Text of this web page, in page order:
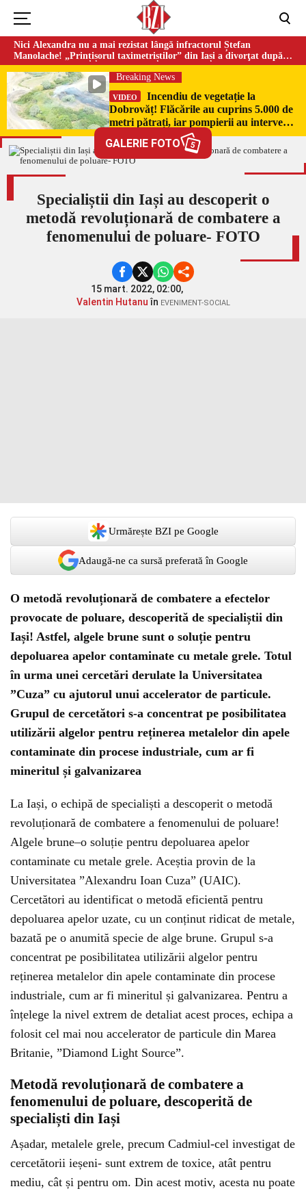
Nici Alexandra nu a mai rezistat lângă infractorul Ștefan
Manolache! „Prințișorul taximetriștilor” din Iași a divorţat după
doi ani de căsnicie
Breaking News
VIDEO
Incendiu de vegetație la
Dobrovăț! Flăcările au cuprins 5.000 de
metri pătrați, iar pompierii au intervenit
GALERIE FOTO 5
Specialiștii din Iași au descoperit o
metodă revoluționară de combatere a
fenomenului de poluare- FOTO
15 mart. 2022, 02:00,
Valentin Hutanuîn EVENIMENT-SOCIAL
Urmărește BZI pe Google
Adaugă-ne ca sursă preferată în Google
O metodă revoluționară de combatere a efectelor
provocate de poluare, descoperită de specialiștii din
Iași! Astfel, algele brune sunt o soluție pentru
depoluarea apelor contaminate cu metale grele. Totul
în urma unei cercetări derulate la Universitatea
”Cuza” cu ajutorul unui accelerator de particule.
Grupul de cercetători s-a concentrat pe posibilitatea
utilizării algelor pentru reținerea metalelor din apele
contaminate din procese industriale, cum ar fi
mineritul și galvanizarea
La Iași, o echipă de specialiști a descoperit o metodă
revoluționară de combatere a fenomenului de poluare!
Algele brune–o soluție pentru depoluarea apelor
contaminate cu metale grele. Aceștia provin de la
Universitatea ”Alexandru Ioan Cuza” (UAIC).
Cercetători au identificat o metodă eficientă pentru
depoluarea apelor uzate, cu un conținut ridicat de metale,
bazată pe o anumită specie de alge brune. Grupul s-a
concentrat pe posibilitatea utilizării algelor pentru
reținerea metalelor din apele contaminate din procese
industriale, cum ar fi mineritul și galvanizarea. Pentru a
înțelege la nivel extrem de detaliat acest proces, echipa a
folosit cel mai nou accelerator de particule din Marea
Britanie, ”Diamond Light Source”.
Metodă revoluționară de combatere a
fenomenului de poluare, descoperită de
specialiști din Iași
Așadar, metalele grele, precum Cadmiul-cel investigat de
cercetătorii ieșeni- sunt extrem de toxice, atât pentru
mediu, cât și pentru om. Din acest motiv, acesta nu poate